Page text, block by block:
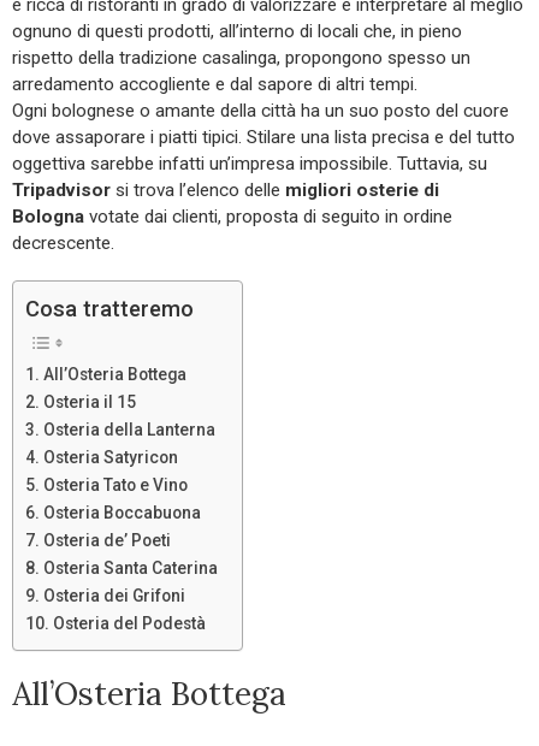
è ricca di ristoranti in grado di valorizzare e interpretare al meglio
ognuno di questi prodotti, all’interno di locali che, in pieno
rispetto della tradizione casalinga, propongono spesso un
arredamento accogliente e dal sapore di altri tempi.
Ogni bolognese o amante della città ha un suo posto del cuore
dove assaporare i piatti tipici. Stilare una lista precisa e del tutto
oggettiva sarebbe infatti un’impresa impossibile. Tuttavia, su
Tripadvisor si trova l’elenco delle migliori osterie di
Bologna votate dai clienti, proposta di seguito in ordine
decrescente.
Cosa tratteremo
All’Osteria Bottega
Osteria il 15
Osteria della Lanterna
Osteria Satyricon
Osteria Tato e Vino
Osteria Boccabuona
Osteria de’ Poeti
Osteria Santa Caterina
Osteria dei Grifoni
Osteria del Podestà
All’Osteria Bottega